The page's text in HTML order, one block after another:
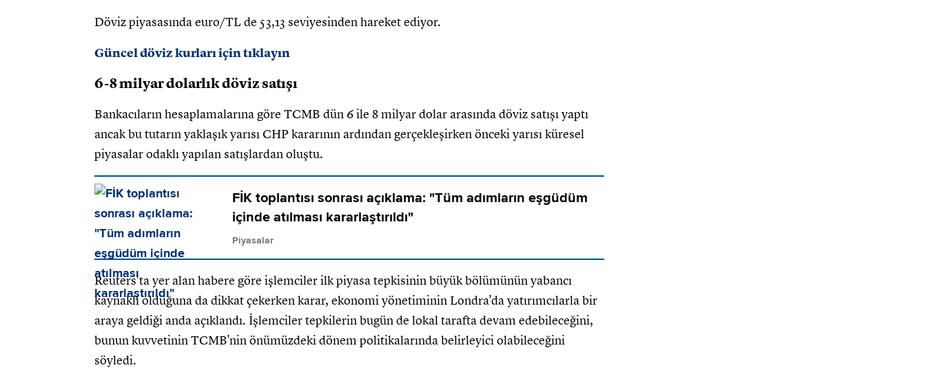
Döviz piyasasında euro/TL de 53,13 seviyesinden hareket ediyor.
Güncel döviz kurları için tıklayın
6-8 milyar dolarlık döviz satışı
Bankacıların hesaplamalarına göre TCMB dün 6 ile 8 milyar dolar arasında döviz satışı yaptı
ancak bu tutarın yaklaşık yarısı CHP kararının ardından gerçekleşirken önceki yarısı küresel
piyasalar odaklı yapılan satışlardan oluştu.
FİK toplantısı sonrası açıklama: "Tüm adımların eşgüdüm
içinde atılması kararlaştırıldı"
Piyasalar
Reuters'ta yer alan habere göre işlemciler ilk piyasa tepkisinin büyük bölümünün yabancı
kaynaklı olduğuna da dikkat çekerken karar, ekonomi yönetiminin Londra'da yatırımcılarla bir
araya geldiği anda açıklandı. İşlemciler tepkilerin bugün de lokal tarafta devam edebileceğini,
bunun kuvvetinin TCMB'nin önümüzdeki dönem politikalarında belirleyici olabileceğini
söyledi.